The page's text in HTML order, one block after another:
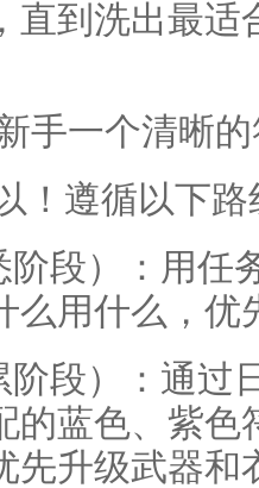
直到洗出最适
手一个清晰
！遵循以下
阶段）：用任
么用什么，优
阶段）：通过
的蓝色、紫色
先升级武器和